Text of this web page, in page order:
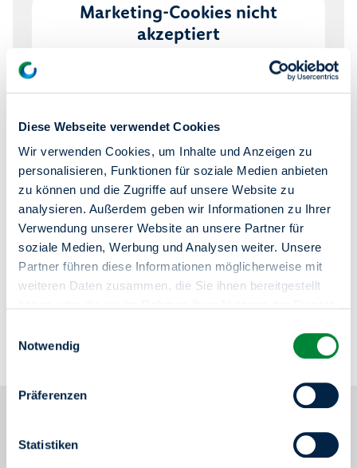
Diese Webseite verwendet Cookies
Wir verwenden Cookies, um Inhalte und Anzeigen zu
personalisieren, Funktionen für soziale Medien anbieten
zu können und die Zugriffe auf unsere Website zu
analysieren. Außerdem geben wir Informationen zu Ihrer
Verwendung unserer Website an unsere Partner für
soziale Medien, Werbung und Analysen weiter. Unsere
Partner führen diese Informationen möglicherweise mit
weiteren Daten zusammen, die Sie ihnen bereitgestellt
Sie haben das Recht Ihre erteilten Einwilligungen
jederzeit zu widerrufen. Dies ist über einen erneuten
Aufruf dieses Tools über den Button am unteren linken
Rand möglich.
Notwendig
Präferenzen
Statistiken
Marketing-Cookies nicht
akzeptiert
Um diesen Inhalt anzuzeigen, benötigen wir
Ihre Zustimmung zu Marketing-Cookies. Bitte
akzeptieren Sie die entsprechenden Cookies,
Cookie-Einstellungen öffnen
Filter einblenden
Lage
Zugangsbeschränkung der Anlage (Schranke, Tor), nicht
Wichtige Hinweise
Bitte beachten Sie, dass auf den genannten Mietpreis unter